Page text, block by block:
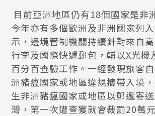
目前亞洲地區仍有18個國家是非
今年亦有多個歐洲及非洲國家列
示，邊境管制機關持續針對來自
行李及國際快遞郵包，輔以X光機
百分百查驗工作。一經發現旅客
洲豬瘟國家或地區違規攜帶入境
生非洲豬瘟國家或地區以郵遞寄
灣，第一次遭查獲就會裁罰20萬